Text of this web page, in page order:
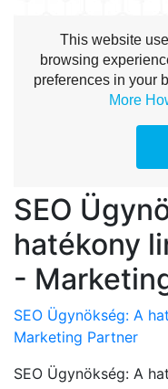
SEO
hatékony
-
SEO Ügynökség: A
Marketing Partner
SEO Ügynökség: A